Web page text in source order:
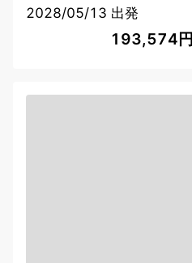
2028/05/13 出発
193,574円